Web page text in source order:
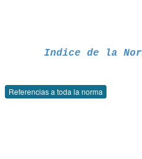
Indice de la
Referencias a toda la norma